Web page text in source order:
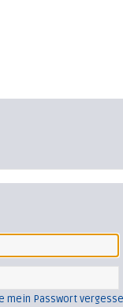
mein Passwort